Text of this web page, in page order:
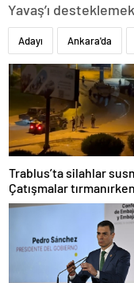
Yavaş’ı
Adayı Ankara'da
Trablus’ta silahlar
Çatışmalar
alarmda